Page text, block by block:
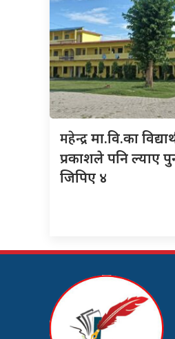
महेन्द्रमा.वि.का
प्रकाशले पनि ल्याए
जिपिए ४